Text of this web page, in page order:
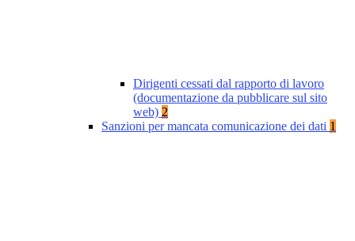
Dirigenti cessati dal rapporto di lavoro
(documentazione da pubblicare sul sito
web) 2
Sanzioni per mancata comunicazione dei dati 1